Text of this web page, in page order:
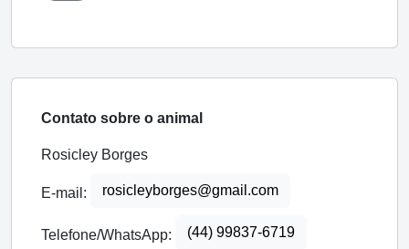
Contato sobre o animal
Rosicley Borges
E-mail: rosicleyborges@gmail.com
Telefone/WhatsApp: (44) 99837-6719